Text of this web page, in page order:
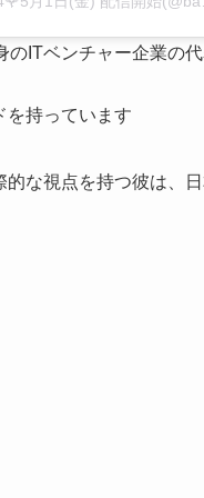
ITベンチャー企業の代
を持っています
な視点を持つ彼は、